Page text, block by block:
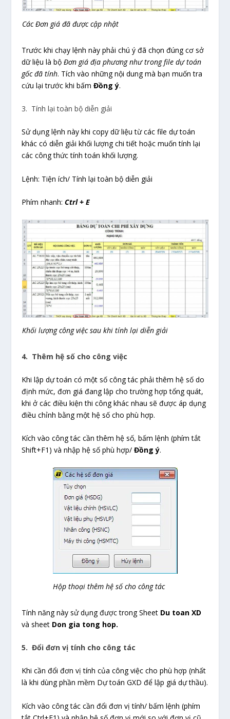
Các Đơn giá đã được cập nhật
Trước khi chạy lệnh này phải chú ý đã chọn đúng cơ sở
dữ liệu là bộĐơn giá địa phương như trong file dự toán
gốc đã tính. Tích vào những nội dung mà bạn muốn tra
cứu lại trước khi bấmĐồng ý.
3. Tính lại toàn bộ diễn giải
Sử dụng lệnh này khi copy dữ liệu từ các file dự toán
khác có diễn giải khối lượng chi tiết hoặc muốn tính lại
các công thức tính toán khối lượng.
Lệnh: Tiện ích/ Tính lại toàn bộ diễn giải
Phím nhanh:Ctrl + E
Khối lượng công việc sau khi tính lại diễn giải
4. Thêm hệ số cho công việc
Khi lập dự toán có một số công tác phải thêm hệ số do
định mức, đơn giá đang lập cho trường hợp tổng quát,
khi ở các điều kiện thi công khác nhau sẽ được áp dụng
điều chỉnh bằng một hệ số cho phù hợp.
Kích vào công tác cần thêm hệ số, bấm lệnh (phím tắt
Shift+F1) và nhập hệ số phù hợp/Đồng ý.
Hộp thoại thêm hệ số cho công tác
Tính năng này sử dụng được trong Sheet Du toan XD
và sheet Don gia tong hop.
5. Đổi đơn vị tính cho công tác
Khi cần đổi đơn vị tính của công việc cho phù hợp (nhất
là khi dùng phần mềm Dự toán GXD để lập giá dự thầu).
Kích vào công tác cần đổi đơn vị tính/ bấm lệnh (phím